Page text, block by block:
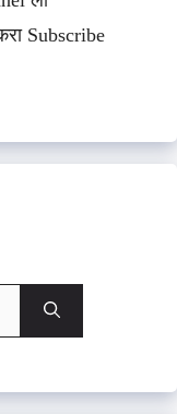
Subscribe